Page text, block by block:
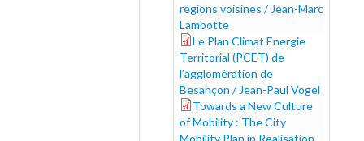
régions voisines / Jean-Marc
Lambotte
plan-climat_0.pdf
Le Plan Climat Energie
Territorial (PCET) de
l’agglomération de
Besançon / Jean-Paul Vogel
towards_0.pdf
Towards a New Culture
of Mobility : The City
Mobility Plan in Realisation